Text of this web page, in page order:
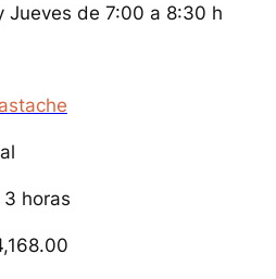
Jueves de 7:00 a 8:30 h
3 horas